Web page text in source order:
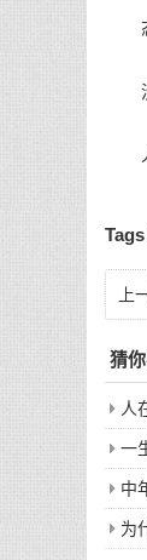
态
没
人
Tags
上
猜
人
一
中
为